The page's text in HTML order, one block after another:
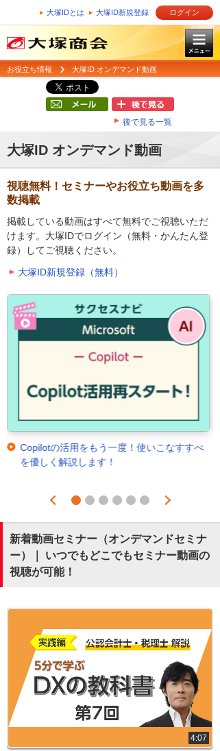
大塚IDとは 大塚ID新規登録 ログイン
お役立ち情報 大塚ID オンデマンド動画
後で見る一覧
大塚ID オンデマンド動画
視聴無料！セミナーやお役立ち動画を多
数掲載
掲載している動画はすべて無料でご視聴いただ
けます。大塚IDでログイン（無料・かんたん登
録）してご視聴ください。
大塚ID新規登録（無料）
Copilotの活用をもう一度！使いこなすすべ
を優しく解説します！
Prev
1 2 3 4 5 6
Next
新着動画セミナー（オンデマンドセミナ
ー）｜ いつでもどこでもセミナー動画の
視聴が可能！
4:07